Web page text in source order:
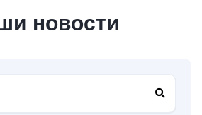
новости